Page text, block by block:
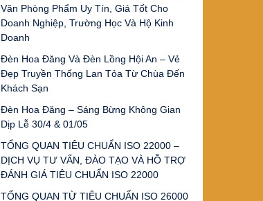
Văn Phòng Phẩm Uy Tín, Giá Tốt Cho
Doanh Nghiệp, Trường Học Và Hộ Kinh
Doanh
Đèn Hoa Đăng Và Đèn Lồng Hội An – Vẻ
Đẹp Truyền Thống Lan Tỏa Từ Chùa Đến
Khách Sạn
Đèn Hoa Đăng – Sáng Bừng Không Gian
Dịp Lễ 30/4 & 01/05
TỔNG QUAN TIÊU CHUẨN ISO 22000 –
DỊCH VỤ TƯ VẤN, ĐÀO TẠO VÀ HỖ TRỢ
ĐÁNH GIÁ TIÊU CHUẨN ISO 22000
TỔNG QUAN TỪ TIÊU CHUẨN ISO 26000